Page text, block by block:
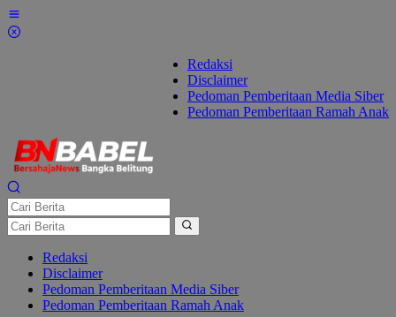
Lewati
ke
Redaksi
Disclaimer
Pedoman Pemberitaan Media Siber
Pedoman Pemberitaan Ramah Anak
Redaksi
Disclaimer
Pedoman Pemberitaan Media Siber
Pedoman Pemberitaan Ramah Anak